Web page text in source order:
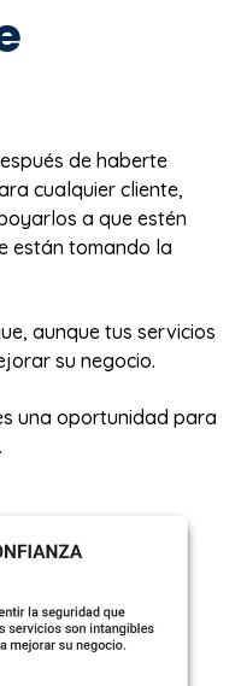
de haberte
cualquier cliente,
a que estén
están tomando la
aunque tus servicios
su negocio.
una oportunidad para
.